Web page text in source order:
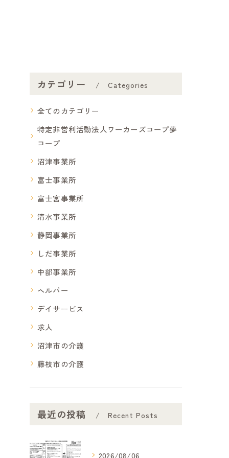
カテゴリー Categories
全てのカテゴリー
特定非営利活動法人ワーカーズコープ夢
コープ
沼津事業所
富士事業所
富士宮事業所
清水事業所
静岡事業所
しだ事業所
中部事業所
ヘルパー
デイサービス
求人
沼津市の介護
藤枝市の介護
最近の投稿 Recent Posts
2026/08/06